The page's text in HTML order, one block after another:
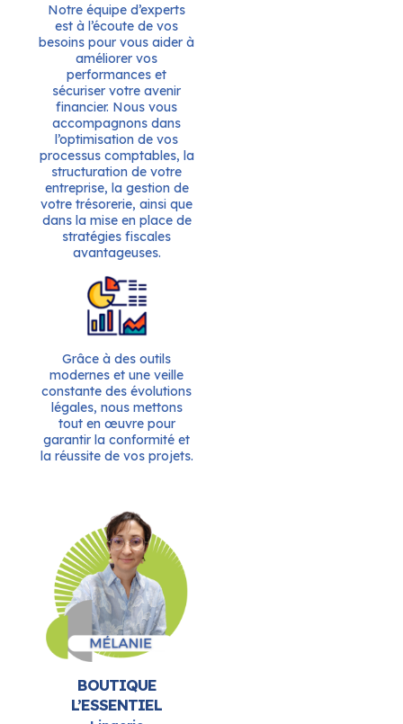
Notre équipe d’experts
est à l’écoute de vos
besoins pour vous aider à
améliorer vos
performances et
sécuriser votre avenir
financier. Nous vous
accompagnons dans
l’optimisation de vos
processus comptables, la
structuration de votre
entreprise, la gestion de
votre trésorerie, ainsi que
dans la mise en place de
stratégies fiscales
avantageuses.
Grâce à des outils
modernes et une veille
constante des évolutions
légales, nous mettons
tout en œuvre pour
garantir la conformité et
la réussite de vos projets.
BOUTIQUE
L’ESSENTIEL